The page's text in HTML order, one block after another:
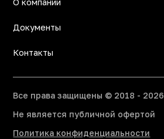
О компании
Документы
Контакты
Все права защищены © 2018 - 2026
Не является публичной офертой
Политика конфиденциальности